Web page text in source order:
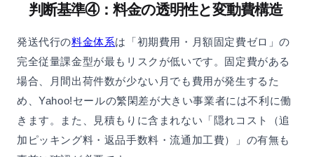
判断基準④：料金の透明性と変動費構造
発送代行の料金体系は「初期費用・月額固定費ゼロ」の
完全従量課金型が最もリスクが低いです。固定費がある
場合、月間出荷件数が少ない月でも費用が発生するた
め、Yahoo!セールの繁閑差が大きい事業者には不利に働
きます。また、見積もりに含まれない「隠れコスト（追
加ピッキング料・返品手数料・流通加工費）」の有無も